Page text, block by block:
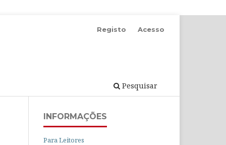
Pesquisar
Registo Acesso
INFORMAÇÕES
Para Leitores